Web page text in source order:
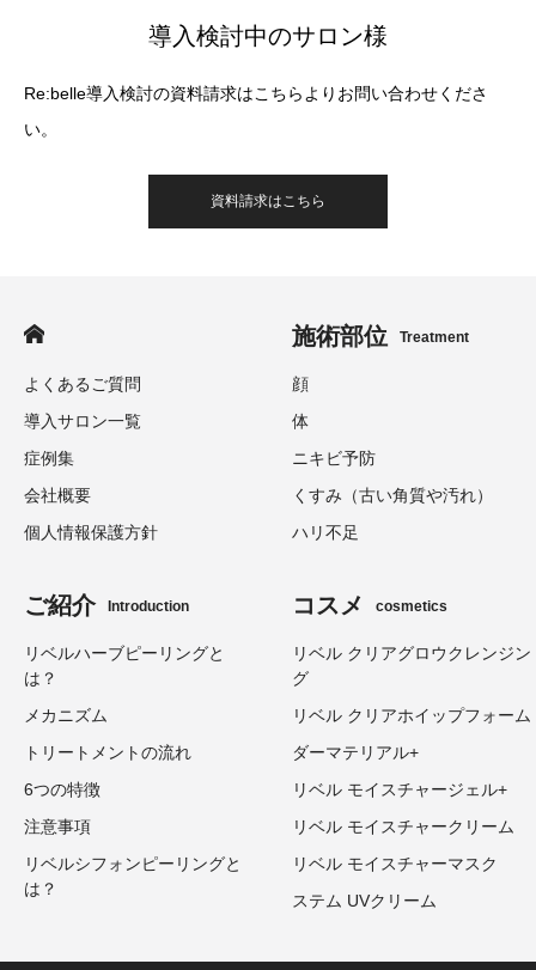
導入検討中のサロン様
Re:belle導入検討の資料請求はこちらよりお問い合わせくださ
い。
資料請求はこちら
よくあるご質問
導入サロン一覧
症例集
会社概要
個人情報保護方針
施術部位 Treatment
顔
体
ニキビ予防
くすみ（古い角質や汚れ）
ハリ不足
ご紹介 Introduction
リベルハーブピーリングと
は？
メカニズム
トリートメントの流れ
6つの特徴
注意事項
リベルシフォンピーリングと
は？
コスメ cosmetics
リベル クリアグロウクレンジン
グ
リベル クリアホイップフォーム
ダーマテリアル+
リベル モイスチャージェル+
リベル モイスチャークリーム
リベル モイスチャーマスク
ステム UVクリーム